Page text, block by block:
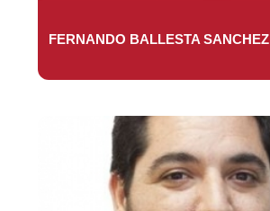
FERNANDO BALLESTA SANCHEZ